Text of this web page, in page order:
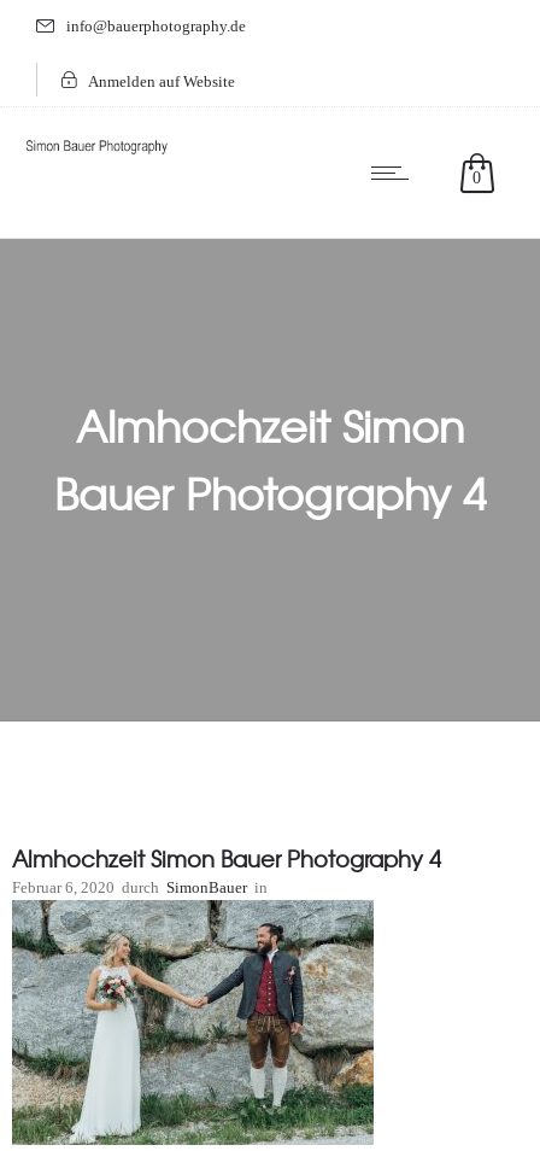
info@bauerphotography.de
Anmelden auf Website
0
Almhochzeit Simon
Bauer Photography 4
Almhochzeit Simon Bauer Photography 4
Februar 6, 2020 durch SimonBauer in